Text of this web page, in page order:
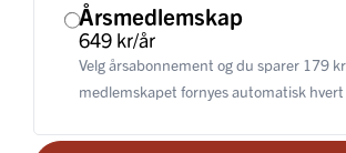
Årsmedlemskap
649 kr/år
Velg årsabonnement og du sparer 179
medlemskapet fornyes automatisk hvert